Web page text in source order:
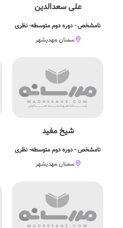
علی سعدالدین
نامشخص - دوره دوم متوسطه- نظری
سمنان مهدیشهر
شیخ مفید
نامشخص - دوره دوم متوسطه- نظری
سمنان مهدیشهر